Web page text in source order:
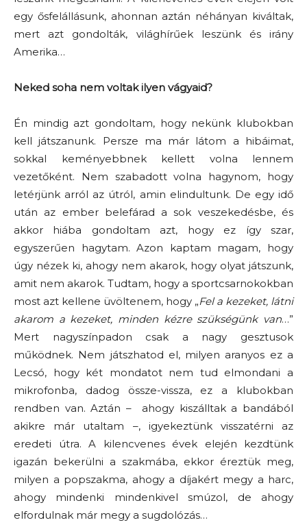
egy ősfelállásunk, ahonnan aztán néhányan kiváltak,
mert azt gondolták, világhírűek leszünk és irány
Amerika…
Neked soha nem voltak ilyen vágyaid?
Én mindig azt gondoltam, hogy nekünk klubokban
kell játszanunk. Persze ma már látom a hibáimat,
sokkal keményebbnek kellett volna lennem
vezetőként. Nem szabadott volna hagynom, hogy
letérjünk arról az útról, amin elindultunk. De egy idő
után az ember belefárad a sok veszekedésbe, és
akkor hiába gondoltam azt, hogy ez így szar,
egyszerűen hagytam. Azon kaptam magam, hogy
úgy nézek ki, ahogy nem akarok, hogy olyat játszunk,
amit nem akarok. Tudtam, hogy a sportcsarnokokban
most azt kellene üvöltenem, hogy „Fel a kezeket, látni
akarom a kezeket, minden kézre szükségünk van…”
Mert nagyszínpadon csak a nagy gesztusok
működnek. Nem játszhatod el, milyen aranyos ez a
Lecsó, hogy két mondatot nem tud elmondani a
mikrofonba, dadog össze-vissza, ez a klubokban
rendben van. Aztán – ahogy kiszálltak a bandából
akikre már utaltam –, igyekeztünk visszatérni az
eredeti útra. A kilencvenes évek elején kezdtünk
igazán bekerülni a szakmába, ekkor éreztük meg,
milyen a popszakma, ahogy a díjakért megy a harc,
ahogy mindenki mindenkivel smúzol, de ahogy
elfordulnak már megy a sugdolózás…